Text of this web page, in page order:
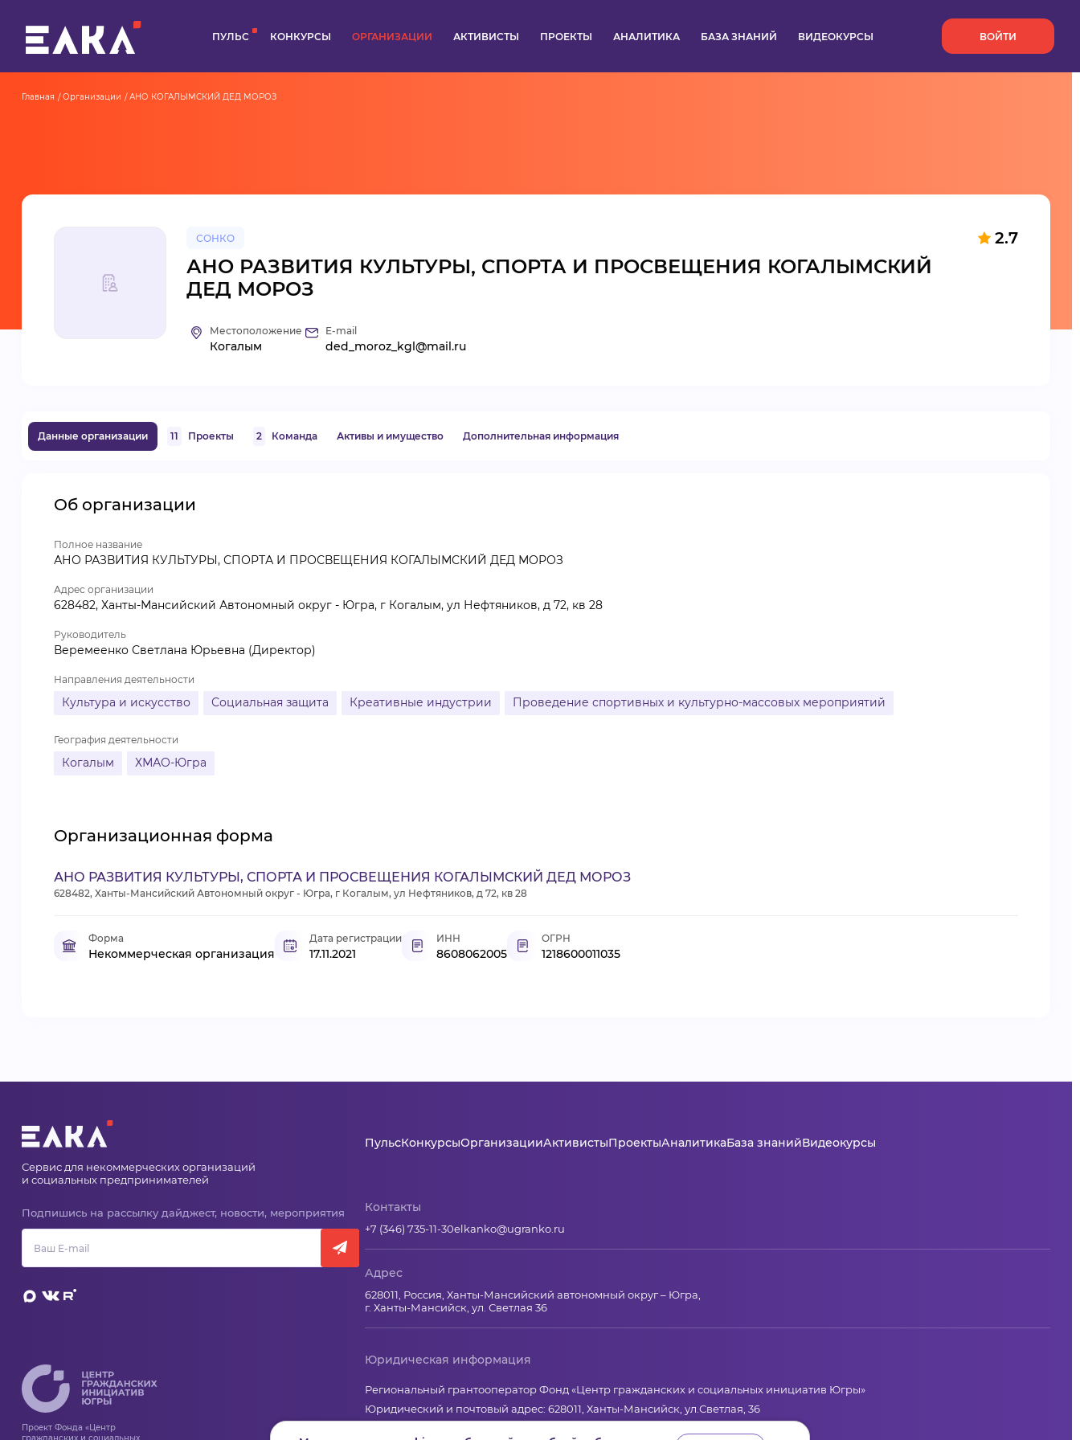
ПУЛЬС КОНКУРСЫ ОРГАНИЗАЦИИ АКТИВИСТЫ ПРОЕКТЫ АНАЛИТИКА БАЗА ЗНАНИЙ ВИДЕОКУРСЫ ВОЙТИ
ПРОЕКТЫ
БАЗА ЗНАНИЙ
ВОЙТИ
Главная Организации АНО КОГАЛЫМСКИЙ ДЕД МОРОЗ
СОНКО 2.7
АНО РАЗВИТИЯ КУЛЬТУРЫ, СПОРТА И ПРОСВЕЩЕНИЯ КОГАЛЫМСКИЙ
ДЕД МОРОЗ
Местоположение
Когалым
E-mail
ded_moroz_kgl@mail.ru
Данные организации 11 Проекты 2 Команда Активы и имущество Дополнительная информация
Об организации
Полное название
АНО РАЗВИТИЯ КУЛЬТУРЫ, СПОРТА И ПРОСВЕЩЕНИЯ КОГАЛЫМСКИЙ ДЕД МОРОЗ
Адрес организации
628482, Ханты-Мансийский Автономный округ - Югра, г Когалым, ул Нефтяников, д 72, кв 28
Руководитель
Веремеенко Светлана Юрьевна (Директор)
Направления деятельности
Культура и искусство Социальная защита Креативные индустрии Проведение спортивных и культурно-массовых мероприятий
География деятельности
Когалым ХМАО-Югра
Организационная форма
АНО РАЗВИТИЯ КУЛЬТУРЫ, СПОРТА И ПРОСВЕЩЕНИЯ КОГАЛЫМСКИЙ ДЕД МОРОЗ
628482, Ханты-Мансийский Автономный округ - Югра, г Когалым, ул Нефтяников, д 72, кв 28
Форма
Некоммерческая организация
Дата регистрации
17.11.2021
ИНН
8608062005
ОГРН
1218600011035
Сервис для некоммерческих организаций
и социальных предпринимателей
Подпишись на рассылку дайджест, новости, мероприятия
Проект Фонда «Центр
ПульсКонкурсыОрганизацииАктивистыПроектыАналитикаБаза знанийВидеокурсы
Контакты
+7 (346) 735-11-30elkanko@ugranko.ru
Адрес
628011, Россия, Ханты-Мансийский автономный округ – Югра,
г. Ханты-Мансийск, ул. Светлая 36
Юридическая информация
Региональный грантооператор Фонд «Центр гражданских и социальных инициатив Югры»
Юридический и почтовый адрес: 628011, Ханты-Мансийск, ул.Светлая, 36